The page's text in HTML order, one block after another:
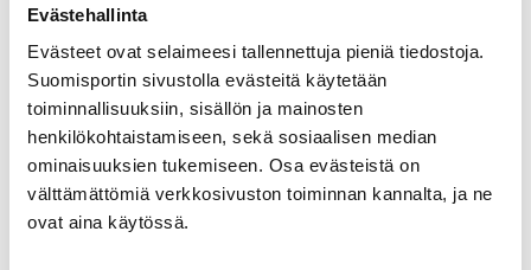
Evästehallinta
Evästeet ovat selaimeesi tallennettuja pieniä tiedostoja.
Suomisportin sivustolla evästeitä käytetään
toiminnallisuuksiin, sisällön ja mainosten
henkilökohtaistamiseen, sekä sosiaalisen median
ominaisuuksien tukemiseen. Osa evästeistä on
välttämättömiä verkkosivuston toiminnan kannalta, ja ne
ovat aina käytössä.
REGISTRATION PERIOD
Sa 18.4.2026 at 00:00 - Fr 8.5.2026 at 23:59
Osallistumismaksu 10,00 €